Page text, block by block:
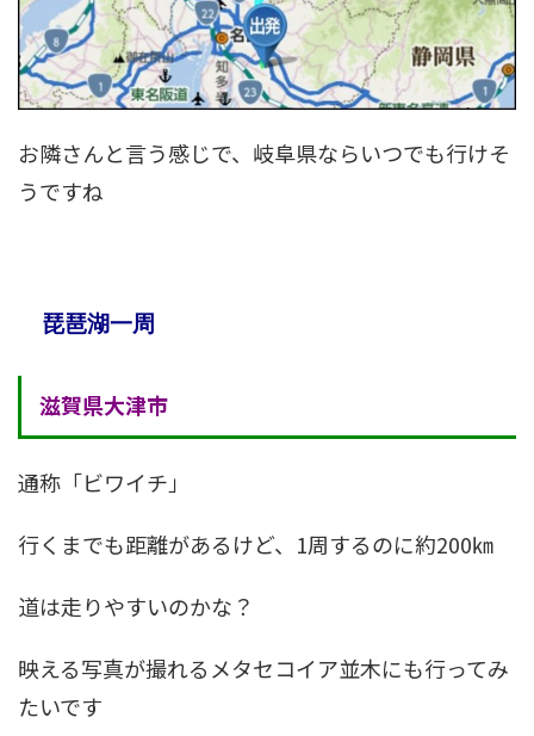
お隣さんと言う感じで、岐阜県ならいつでも行けそ
うですね
琵琶湖一周
滋賀県大津市
通称「ビワイチ」
行くまでも距離があるけど、1周するのに約200㎞
道は走りやすいのかな？
映える写真が撮れるメタセコイア並木にも行ってみ
たいです